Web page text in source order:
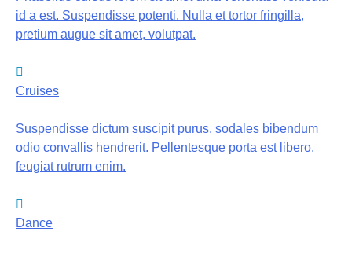
id a est. Suspendisse potenti. Nulla et tortor fringilla,
pretium augue sit amet, volutpat.
Cruises
Suspendisse dictum suscipit purus, sodales bibendum
odio convallis hendrerit. Pellentesque porta est libero,
feugiat rutrum enim.
Dance